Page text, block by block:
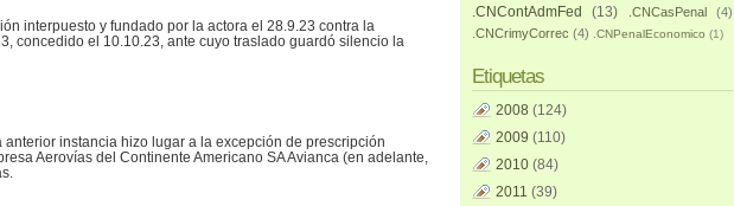
interpuesto y fundado por la actora el 28.9.23 contra la
concedido el 10.10.23, ante cuyo traslado guardó silencio la
anterior instancia hizo lugar a la excepción de prescripción
Aerovías del Continente Americano SA Avianca (en adelante,
.CNContAdmFed
(13) .CNCasPenal
(4)
.CNCrimyCorrec (4) .CNPenalEconomico (1)
Etiquetas
2008 (124)
2009 (110)
2010 (84)
2011 (39)